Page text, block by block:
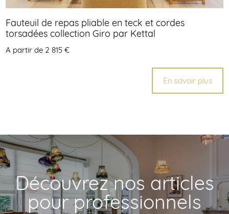
Fauteuil de repas pliable en teck et cordes
torsadées collection Giro par Kettal
A partir de 2 815 €
En savoir plus
Découvrez nos articles
pour professionnels